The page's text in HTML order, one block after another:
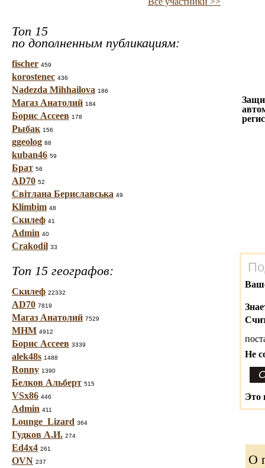
Топ 15
по дополненным публикациям:
fischer 459
korostenec 436
Nadezda Mihhailova 186
Магаз Анатолий 184
Борис Ассеев 178
Рыбак 156
ggeolog 88
kuban46 59
Брат 56
AD70 52
Світлана Бериславська 49
Klimbim 48
Скилеф 41
Admin 40
Crakodil 33
Топ 15 географов:
Скилеф 22332
AD70 7819
Магаз Анатолий 7529
МНМ 4912
Борис Ассеев 3339
alek48s 1488
Ronny 1390
Белков Альберт 515
VSx86 446
Admin 411
Lounge_Lizard 364
Гудков А.И. 274
Ed4x4 261
OVN 237
Не
Это
О